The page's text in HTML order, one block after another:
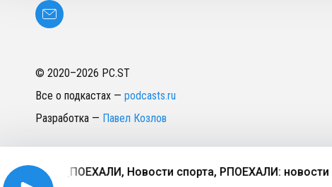
© 2020–2026 PC.ST
Все о подкастах — podcasts.ru
Разработка — Павел Козлов
Подкаст_ПОЕХАЛИ, Новости спорта, РПОЕХАЛИ: новости